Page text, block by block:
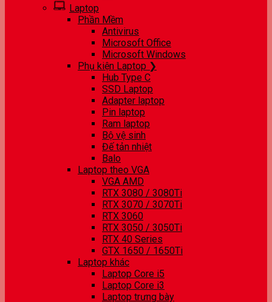
Laptop
Phần Mềm
Antivirus
Microsoft Office
Microsoft Windows
Phụ kiện Laptop ❯
Hub Type C
SSD Laptop
Adapter laptop
Pin laptop
Ram laptop
Bộ vệ sinh
Đế tản nhiệt
Balo
Laptop theo VGA
VGA AMD
RTX 3080 / 3080Ti
RTX 3070 / 3070Ti
RTX 3060
RTX 3050 / 3050Ti
RTX 40 Series
GTX 1650 / 1650Ti
Laptop khác
Laptop Core i5
Laptop Core i3
Laptop trưng bày